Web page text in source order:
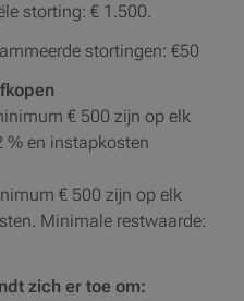
storting: € 1.500.
stortingen: €50
€ 500 zijn op elk
% en instapkosten
€ 500 zijn op elk
Minimale restwaarde:
zich er toe om: